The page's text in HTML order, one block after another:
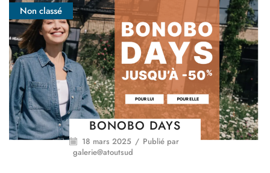
Non classé
BONOBO DAYS
18 mars 2025 / Publié par
galerie@atoutsud